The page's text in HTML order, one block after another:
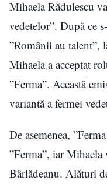
Mihaela Rădulescu
vedetelor”. După ce
”Românii au talent”,
Mihaela a acceptat
”Ferma”. Această
variantă a fermei
De asemenea,
”Ferma”, iar
Bârlădeanu. Alături